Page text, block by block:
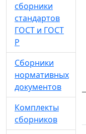
сборники
стандартов
ГОСТ и ГОСТ
Р
Сборники
нормативных
документов
Комплекты
сборников